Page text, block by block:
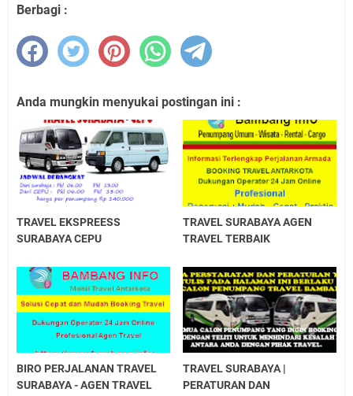
Berbagi :
Anda mungkin menyukai postingan ini :
TRAVEL EKSPREESS
SURABAYA CEPU
TRAVEL SURABAYA AGEN
TRAVEL TERBAIK
BIRO PERJALANAN TRAVEL
SURABAYA - AGEN TRAVEL
TRAVEL SURABAYA |
PERATURAN DAN